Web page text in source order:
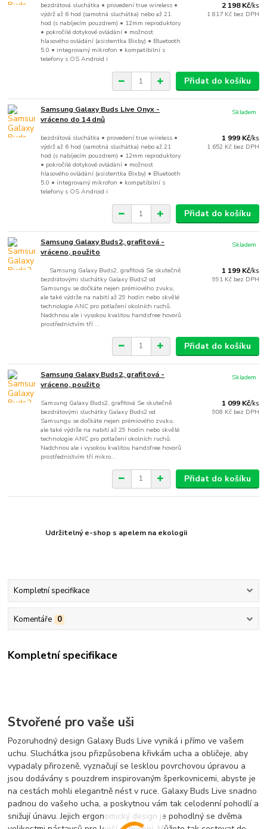
bezdrátová sluchátka • provedení true wireless •
výdrž až 6 hod (samotná sluchátka) nebo až 21
hod (s nabíjecím pouzdrem) • 12mm reproduktory
• pokročilé dotykové ovládání • možnost
hlasového ovládání (asistentka Bixby) • Bluetooth
5.0 • integrovaný mikrofon • kompatibilní s
telefony s OS Android i
2 198 Kč/ks
1 817 Kč bez DPH
Přidat do košíku
Samsung Galaxy Buds Live Onyx -
vráceno do 14 dnů
bezdrátová sluchátka • provedení true wireless •
výdrž až 6 hod (samotná sluchátka) nebo až 21
hod (s nabíjecím pouzdrem) • 12mm reproduktory
• pokročilé dotykové ovládání • možnost
hlasového ovládání (asistentka Bixby) • Bluetooth
5.0 • integrovaný mikrofon • kompatibilní s
telefony s OS Android i
1 999 Kč/ks
1 652 Kč bez DPH
Skladem
Přidat do košíku
Samsung Galaxy Buds2, grafitová -
vráceno, použito
Samsung Galaxy Buds2, grafitová Se skutečně
bezdrátovými sluchátky Galaxy Buds2 od
Samsungu se dočkáte nejen prémiového zvuku,
ale také výdrže na nabití až 29 hodin nebo skvělé
technologie ANC pro potlačení okolních ruchů.
Nadchnou ale i vysokou kvalitou handsfree hovorů
prostřednictvím tří ...
1 199 Kč/ks
991 Kč bez DPH
Skladem
Přidat do košíku
Samsung Galaxy Buds2, grafitová -
vráceno, použito
Samsung Galaxy Buds2, grafitová Se skutečně
bezdrátovými sluchátky Galaxy Buds2 od
Samsungu se dočkáte nejen prémiového zvuku,
ale také výdrže na nabití až 29 hodin nebo skvělé
technologie ANC pro potlačení okolních ruchů.
Nadchnou ale i vysokou kvalitou handsfree hovorů
prostřednictvím tří mikro...
1 099 Kč/ks
908 Kč bez DPH
Skladem
Přidat do košíku
Udržitelný e-shop s apelem na ekologii
Kompletní specifikace
Komentáře 0
Kompletní specifikace
Stvořené pro vaše uši
Pozoruhodný design Galaxy Buds Live vyniká i přímo ve vašem
uchu. Sluchátka jsou přizpůsobena křivkám ucha a obličeje, aby
vypadaly přirozeně, vyznačují se lesklou povrchovou úpravou a
jsou dodávány s pouzdrem inspirovaným šperkovnicemi, abyste je
na cestách mohli elegantně nést v ruce. Galaxy Buds Live snadno
padnou do vašeho ucha, a poskytnou vám tak celodenní pohodlí a
snižují únavu. Jejich ergonomický design je pohodlný se dvěma